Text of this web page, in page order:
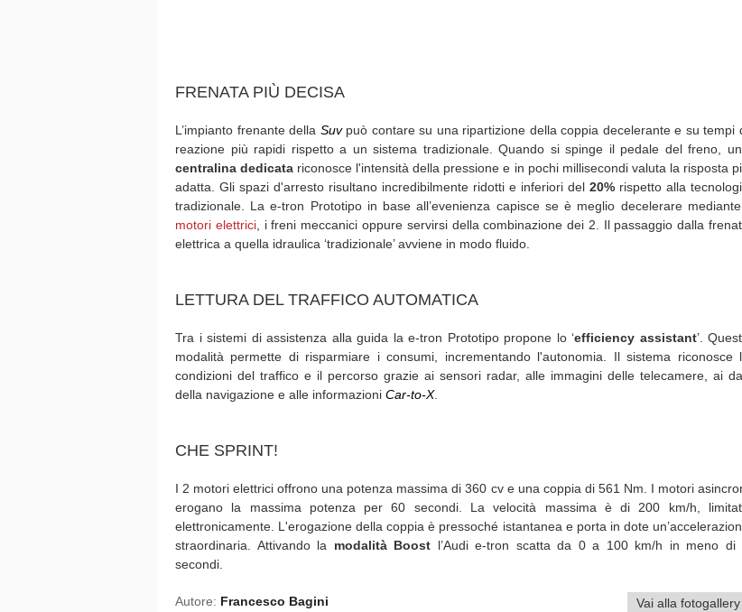
FRENATA PIÙ DECISA
L’impianto frenante della Suvpuò contare su una ripartizione della coppia decelerante e su tempi
reazione più rapidi rispetto a un sistema tradizionale. Quando si spinge il pedale del freno,
centralina dedicata riconosce l'intensità della pressione e in pochi millisecondi valuta la risposta
adatta. Gli spazi d'arresto risultano incredibilmente ridotti e inferiori del 20% rispetto alla
tradizionale. La e-tron Prototipo in base all’evenienza capisce se è meglio decelerare
motori elettrici, i freni meccanici oppure servirsi della combinazione dei 2. Il passaggio dalla
elettrica a quella idraulica ‘tradizionale’ avviene in modo fluido.
LETTURA DEL TRAFFICO AUTOMATICA
Tra i sistemi di assistenza alla guida la e-tron Prototipo propone lo ‘efficiency assistant’.
modalità permette di risparmiare i consumi, incrementando l'autonomia. Il sistema riconosce
condizioni del traffico e il percorso grazie ai sensori radar, alle immagini delle telecamere, ai
della navigazione e alle informazioni Car-to-X.
CHE SPRINT!
I 2 motori elettrici offrono una potenza massima di 360 cv e una coppia di 561 Nm. I motori
erogano la massima potenza per 60 secondi. La velocità massima è di 200 km/h,
elettronicamente. L'erogazione della coppia è pressoché istantanea e porta in dote
straordinaria. Attivando la modalità Boost l’Audi e-tron scatta da 0 a 100 km/h in meno di
secondi.
Autore: Francesco Bagini Vai alla fotogallery